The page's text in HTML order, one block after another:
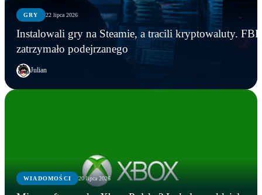
GRY 22 lipca 2026
Instalowali gry na Steamie, a tracili kryptowaluty. FBI
zatrzymało podejrzanego
Julian
WIADOMOŚCI 20 lipca 2026